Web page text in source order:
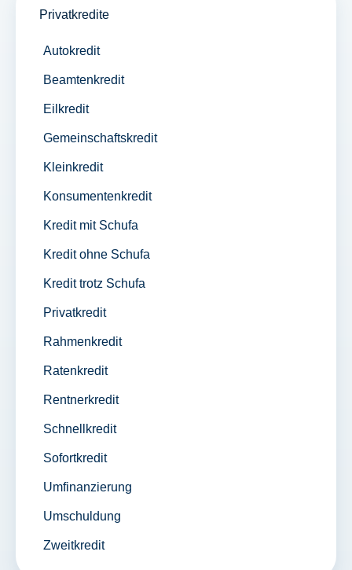
Privatkredite
Autokredit
Beamtenkredit
Eilkredit
Gemeinschaftskredit
Kleinkredit
Konsumentenkredit
Kredit mit Schufa
Kredit ohne Schufa
Kredit trotz Schufa
Privatkredit
Rahmenkredit
Ratenkredit
Rentnerkredit
Schnellkredit
Sofortkredit
Umfinanzierung
Umschuldung
Zweitkredit